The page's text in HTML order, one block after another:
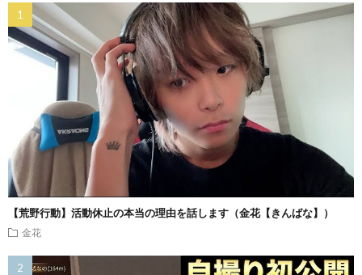
【荒野行動】活動休止の本当の理由を話します（金花【きんばな】）
金花